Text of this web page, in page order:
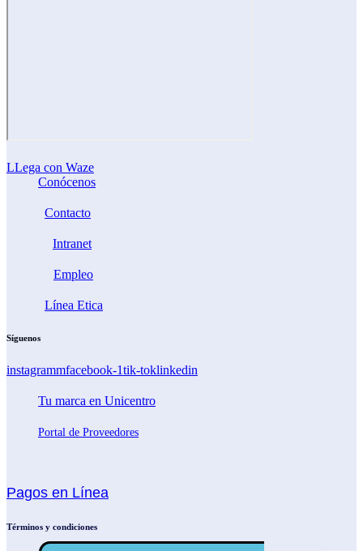
LLega con Waze
Conócenos
Contacto
Intranet
Empleo
Línea Etica
Síguenos
instagrammfacebook-1tik-toklinkedin
Tu marca en Unicentro
Portal de Proveedores
Pagos en Línea
Términos y condiciones